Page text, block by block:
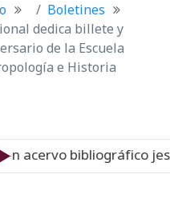
Boletines
dedica billete y
de la Escuela
e Historia
jesuita Nuevo